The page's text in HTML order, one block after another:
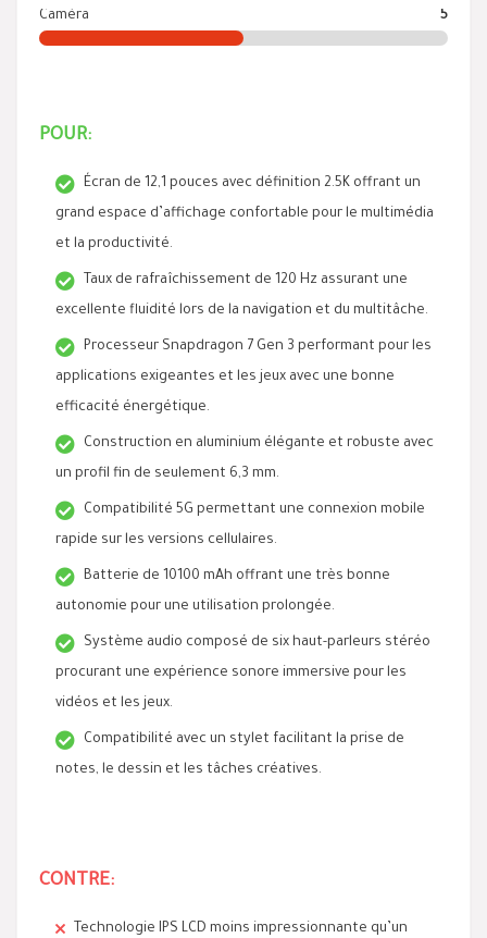
Caméra 5
POUR:
Écran de 12,1 pouces avec définition 2.5K offrant un
grand espace d’affichage confortable pour le multimédia
et la productivité.
Taux de rafraîchissement de 120 Hz assurant une
excellente fluidité lors de la navigation et du multitâche.
Processeur Snapdragon 7 Gen 3 performant pour les
applications exigeantes et les jeux avec une bonne
efficacité énergétique.
Construction en aluminium élégante et robuste avec
un profil fin de seulement 6,3 mm.
Compatibilité 5G permettant une connexion mobile
rapide sur les versions cellulaires.
Batterie de 10100 mAh offrant une très bonne
autonomie pour une utilisation prolongée.
Système audio composé de six haut-parleurs stéréo
procurant une expérience sonore immersive pour les
vidéos et les jeux.
Compatibilité avec un stylet facilitant la prise de
notes, le dessin et les tâches créatives.
CONTRE:
Technologie IPS LCD moins impressionnante qu’un